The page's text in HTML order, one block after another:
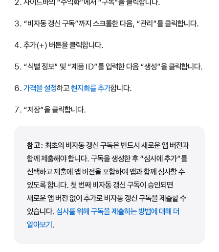
“비자동 갱신 구독”까지 스크롤한 다음, “관리”를 클릭합니다.
추가(+) 버튼을 클릭합니다.
“식별 정보” 및 “제품 ID”를 입력한 다음 “생성”을 클릭합니다.
가격을 설정하고현지화를 추가합니다.
“저장”을 클릭합니다.
참고: 최초의 비자동 갱신 구독은 반드시 새로운 앱 버전과
함께 제출해야 합니다. 구독을 생성한 후 “심사에 추가”를
선택하고 제출에 앱 버전을 포함하여 앱과 함께 심사할 수
있도록 합니다. 첫 번째 비자동 갱신 구독이 승인되면
새로운 앱 버전 없이 추가로 비자동 갱신 구독을 제출할 수
있습니다. 심사를 위해 구독을 제출하는 방법에 대해 더
알아보기.